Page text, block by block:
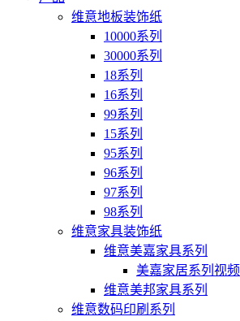
维意地板装饰纸
10000系列
30000系列
18系列
16系列
99系列
15系列
95系列
96系列
97系列
98系列
维意家具装饰纸
维意美嘉家具系列
美嘉家居系列视频
维意美邦家具系列
维意数码印刷系列